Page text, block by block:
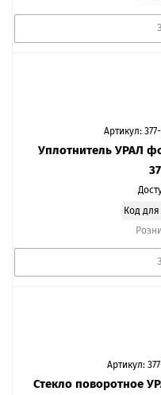
Артикул:
Уплотнитель УРАЛ
Код
Артикул:
Стекло поворотное